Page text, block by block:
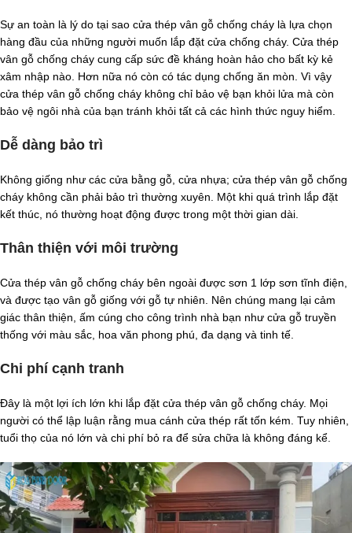
Sự an toàn là lý do tại sao cửa thép vân gỗ chống cháy là lựa chọn
hàng đầu của những người muốn lắp đặt cửa chống cháy. Cửa thép
vân gỗ chống cháy cung cấp sức đề kháng hoàn hảo cho bất kỳ kẻ
xâm nhập nào. Hơn nữa nó còn có tác dụng chống ăn mòn. Vì vậy
cửa thép vân gỗ chống cháy không chỉ bảo vệ bạn khỏi lửa mà còn
bảo vệ ngôi nhà của bạn tránh khỏi tất cả các hình thức nguy hiểm.
Dễ dàng bảo trì
Không giống như các cửa bằng gỗ, cửa nhựa; cửa thép vân gỗ chống
cháy không cần phải bảo trì thường xuyên. Một khi quá trình lắp đặt
kết thúc, nó thường hoạt động được trong một thời gian dài.
Thân thiện với môi trường
Cửa thép vân gỗ chống cháy bên ngoài được sơn 1 lớp sơn tĩnh điện,
và được tạo vân gỗ giống với gỗ tự nhiên. Nên chúng mang lại cảm
giác thân thiện, ấm cúng cho công trình nhà bạn như cửa gỗ truyền
thống với màu sắc, hoa văn phong phú, đa dạng và tinh tế.
Chi phí cạnh tranh
Đây là một lợi ích lớn khi lắp đặt cửa thép vân gỗ chống cháy. Mọi
người có thể lập luận rằng mua cánh cửa thép rất tốn kém. Tuy nhiên,
tuổi thọ của nó lớn và chi phí bỏ ra để sửa chữa là không đáng kể.